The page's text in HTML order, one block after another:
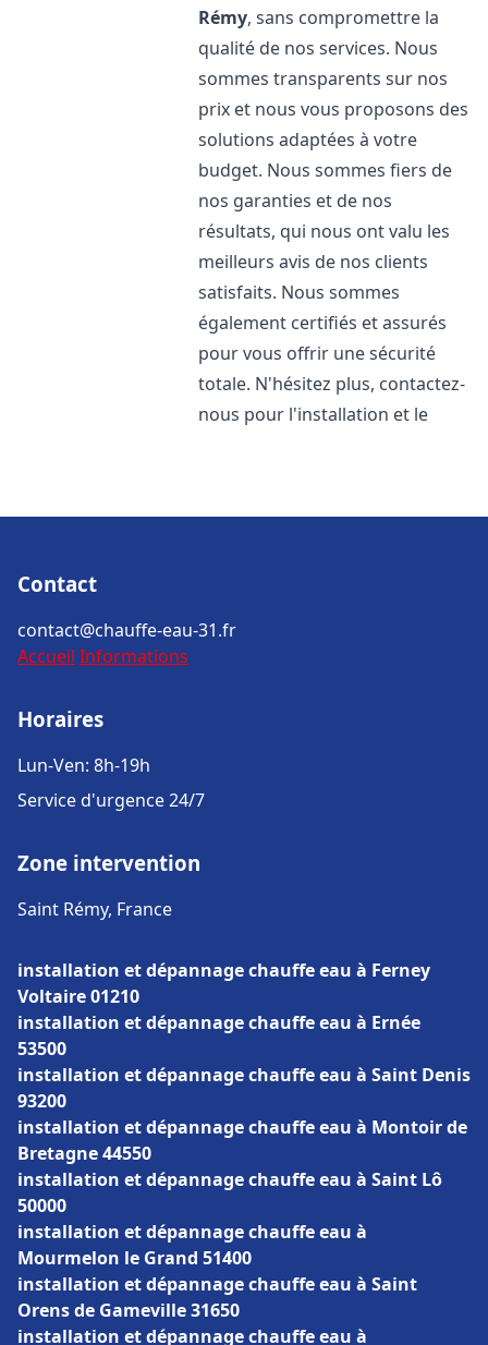
Rémy, sans compromettre la
qualité de nos services. Nous
sommes transparents sur nos
prix et nous vous proposons des
solutions adaptées à votre
budget. Nous sommes fiers de
nos garanties et de nos
résultats, qui nous ont valu les
meilleurs avis de nos clients
satisfaits. Nous sommes
également certifiés et assurés
pour vous offrir une sécurité
totale. N'hésitez plus, contactez-
nous pour l'installation et le
Contact
contact@chauffe-eau-31.fr
Accueil Informations
Horaires
Lun-Ven: 8h-19h
Service d'urgence 24/7
Zone intervention
Saint Rémy, France
installation et dépannage chauffe eau à Ferney
Voltaire 01210
installation et dépannage chauffe eau à Ernée
53500
installation et dépannage chauffe eau à Saint Denis
93200
installation et dépannage chauffe eau à Montoir de
Bretagne 44550
installation et dépannage chauffe eau à Saint Lô
50000
installation et dépannage chauffe eau à
Mourmelon le Grand 51400
installation et dépannage chauffe eau à Saint
Orens de Gameville 31650
installation et dépannage chauffe eau à